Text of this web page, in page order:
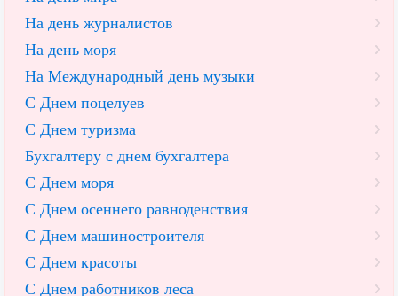
На день журналистов
На день моря
На Международный день музыки
С Днем поцелуев
С Днем туризма
Бухгалтеру с днем бухгалтера
С Днем моря
С Днем осеннего равноденствия
С Днем машиностроителя
С Днем красоты
С Днем работников леса